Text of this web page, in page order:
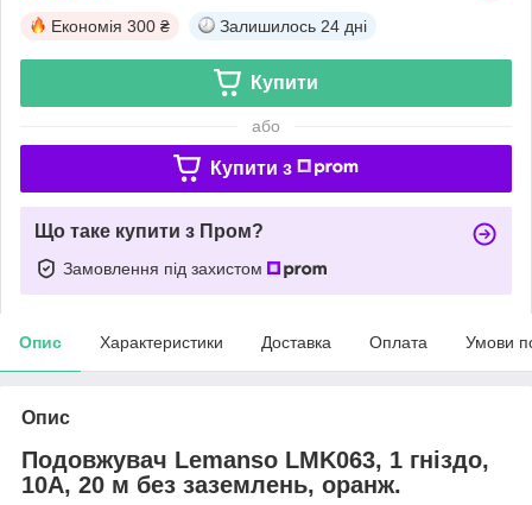
Економія 300 ₴ Залишилось 24 дні
Купити
або
Купити з
Що таке купити з Пром?
Замовлення під захистом
Опис Характеристики Доставка Оплата Умови
Опис
Подовжувач Lemanso LMK063, 1 гніздо,
10A, 20 м без заземлень, оранж.